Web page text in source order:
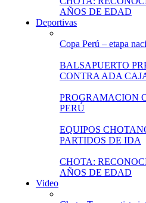
AÑOS DE EDAD
Deportivas
Copa Perú – etapa
BALSAPUERTO
CONTRA ADA
PROGRAMACION
PERÚ
EQUIPOS
PARTIDOS DE IDA
CHOTA:
AÑOS DE EDAD
Video